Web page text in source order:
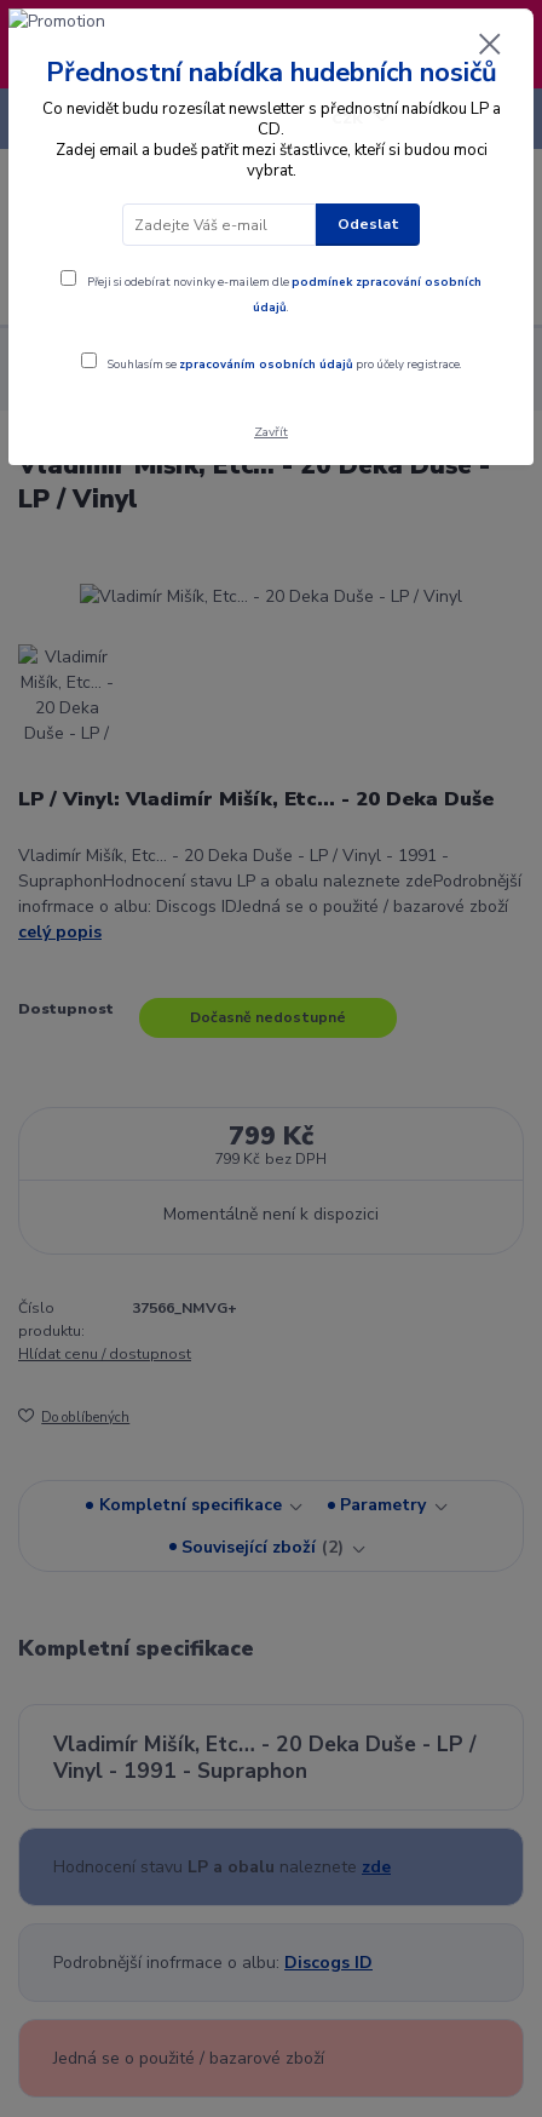
❣️ Od 4.8. do 13.8. čerpám dovolenou. Datum
expedice objednávek se posouvá na pátek
14.8.2026 🐋
Menu
CZK
+420 725 736 293
Alba Gramodesky
Vladimír Mišík, Etc… - 20 Deka Duše - LP /
Vladimír Mišík, Etc… - 20 Deka Duše -
LP / Vinyl
LP / Vinyl: Vladimír Mišík, Etc… - 20 Deka Duše
Vladimír Mišík, Etc… - 20 Deka Duše - LP / Vinyl - 1991 -
SupraphonHodnocení stavu LP a obalu naleznete zdePodrobnější
inofrmace o albu: Discogs IDJedná se o použité / bazarové zboží
celý popis
Dostupnost Dočasně nedostupné
799 Kč
799 Kč bez DPH
Momentálně není k dispozici
Číslo
produktu:
37566_NMVG+
Hlídat cenu / dostupnost
Do oblíbených
Kompletní specifikace
Parametry
Související zboží 2
Kompletní specifikace
Vladimír Mišík, Etc… - 20 Deka Duše - LP /
Vinyl - 1991 - Supraphon
Hodnocení stavu LP a obalu naleznete zde
Podrobnější inofrmace o albu: Discogs ID
Jedná se o použité / bazarové zboží
Přednostní nabídka hudebních nosičů
Co nevidět budu rozesílat newsletter s přednostní nabídkou LP a
CD.
Zadej email a budeš patřit mezi šťastlivce, kteří si budou moci
vybrat.
Odeslat
Přeji si odebírat novinky e-mailem dlepodmínek zpracování osobních
údajů.
Souhlasím se zpracováním osobních údajů pro účely registrace.
Zavřít